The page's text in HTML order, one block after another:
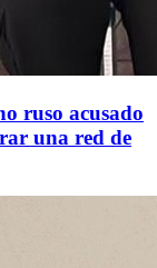
ruso acusado
una red de